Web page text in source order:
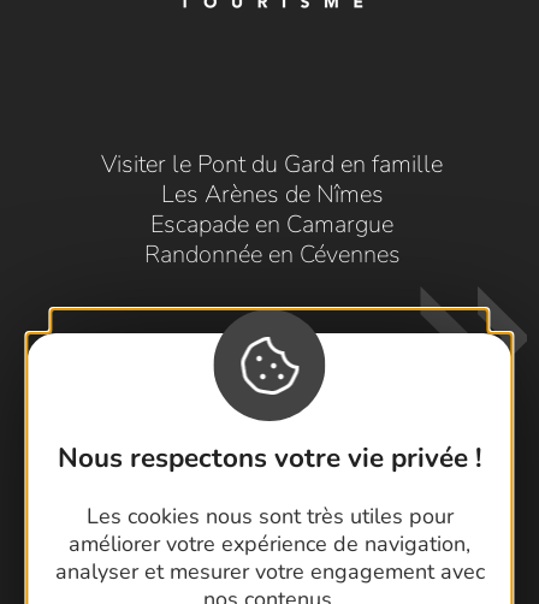
Nous respectons votre vie privée !
Les cookies nous sont très utiles pour
améliorer votre expérience de navigation,
analyser et mesurer votre engagement avec
Visiter le Pont du Gard en famille
Les Arènes de Nîmes
Escapade en Camargue
Randonnée en Cévennes
Contactez-nous !
Foire aux questions
Brochures